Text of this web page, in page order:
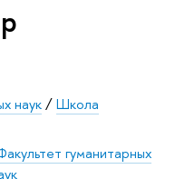
наук/Школа
гуманитарных